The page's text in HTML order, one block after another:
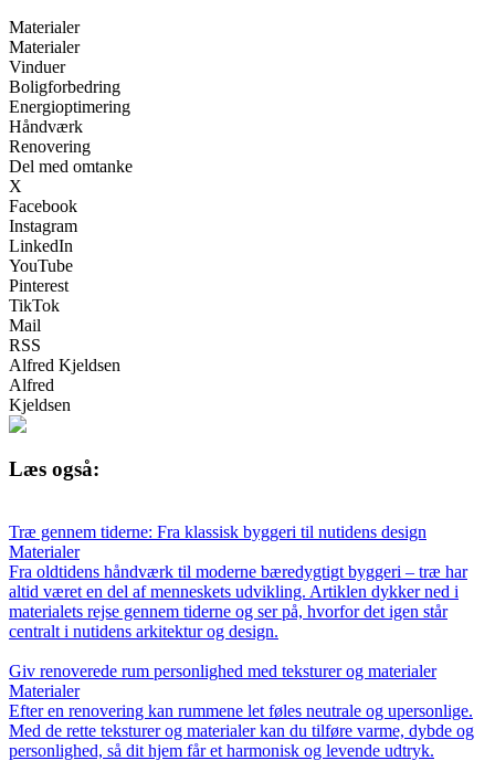
Materialer
Materialer
Vinduer
Boligforbedring
Energioptimering
Håndværk
Renovering
Del med omtanke
X
Facebook
Instagram
LinkedIn
YouTube
Pinterest
TikTok
Mail
RSS
Alfred Kjeldsen
Alfred
Kjeldsen
Læs også:
Træ gennem tiderne: Fra klassisk byggeri til nutidens design
Materialer
Fra oldtidens håndværk til moderne bæredygtigt byggeri – træ har
altid været en del af menneskets udvikling. Artiklen dykker ned i
materialets rejse gennem tiderne og ser på, hvorfor det igen står
centralt i nutidens arkitektur og design.
Giv renoverede rum personlighed med teksturer og materialer
Materialer
Efter en renovering kan rummene let føles neutrale og upersonlige.
Med de rette teksturer og materialer kan du tilføre varme, dybde og
personlighed, så dit hjem får et harmonisk og levende udtryk.